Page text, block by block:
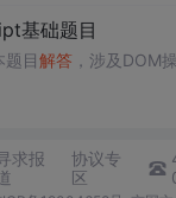
基础题目
目解答，涉及DOM
求报
协议专
区